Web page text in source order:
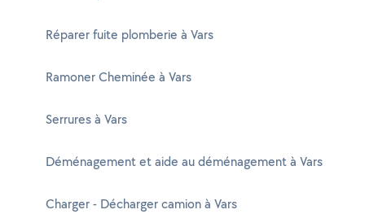
Réparer fuite plomberie à Vars
Ramoner Cheminée à Vars
Serrures à Vars
Déménagement et aide au déménagement à Vars
Charger - Décharger camion à Vars